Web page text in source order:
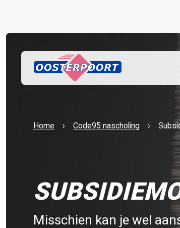
Home Code95 nascholing
Misschien kan je wel